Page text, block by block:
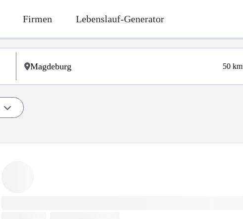
Firmen Lebenslauf-Generator
50km